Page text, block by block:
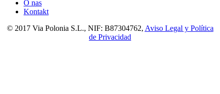
O nas
Kontakt
© 2017 Via Polonia S.L., NIF: B87304762, Aviso Legal y Política
de Privacidad